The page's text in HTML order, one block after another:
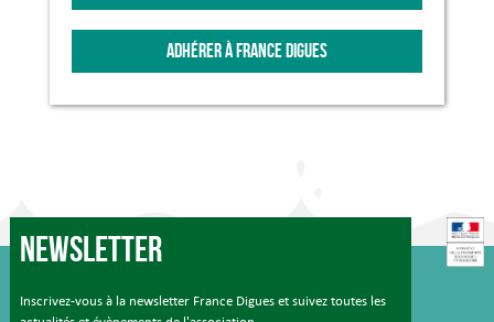
ADHÉRER À FRANCE DIGUES
Newsletter
Inscrivez-vous à la newsletter France Digues et suivez toutes les